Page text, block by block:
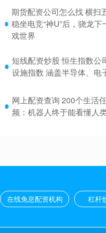
期货配资公司怎么找 横扫
稳坐电竞“神U”后，骁龙
戏世界
短线配资炒股 恒生指数公
设施指数 涵盖半导体、电
网上配资查询 200个生活
频：机器人终于能看懂人
在线免息配资机构 杠杆